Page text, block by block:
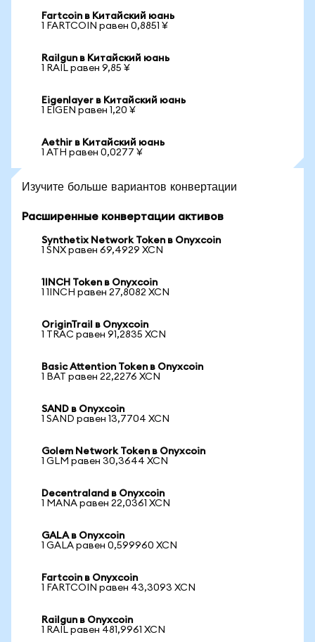
Fartcoin в Китайский юань
1 FARTCOIN равен 0,8851 ¥
Railgun в Китайский юань
1 RAIL равен 9,85 ¥
Eigenlayer в Китайский юань
1 EIGEN равен 1,20 ¥
Aethir в Китайский юань
1 ATH равен 0,0277 ¥
Изучите больше вариантов конвертации
Расширенные конвертации активов
Synthetix Network Token в Onyxcoin
1 SNX равен 69,4929 XCN
1INCH Token в Onyxcoin
1 1INCH равен 27,8082 XCN
OriginTrail в Onyxcoin
1 TRAC равен 91,2835 XCN
Basic Attention Token в Onyxcoin
1 BAT равен 22,2276 XCN
SAND в Onyxcoin
1 SAND равен 13,7704 XCN
Golem Network Token в Onyxcoin
1 GLM равен 30,3644 XCN
Decentraland в Onyxcoin
1 MANA равен 22,0361 XCN
GALA в Onyxcoin
1 GALA равен 0,599960 XCN
Fartcoin в Onyxcoin
1 FARTCOIN равен 43,3093 XCN
Railgun в Onyxcoin
1 RAIL равен 481,9961 XCN